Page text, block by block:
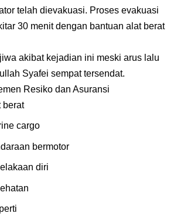
telah dievakuasi. Proses evakuasi
30 menit dengan bantuan alat berat
akibat kejadian ini meski arus lalu
Syafei sempat tersendat.
Resiko dan Asuransi
berat
cargo
bermotor
diri